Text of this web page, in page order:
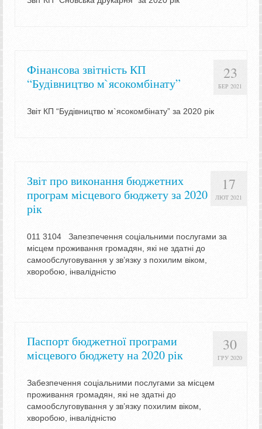
23
БЕР 2021
Фінансова звітність КП
“Будівництво м`ясокомбінату”
Звіт КП “Будівництво м`ясокомбінату” за 2020 рік
17
ЛЮТ 2021
Звіт про виконання бюджетних
програм місцевого бюджету за 2020
рік
011 3104 Запезпечення соціальними послугами за
місцем проживання громадян, які не здатні до
самообслуговування у зв’язку з похилим віком,
хворобою, інвалідністю
30
ГРУ 2020
Паспорт бюджетної програми
місцевого бюджету на 2020 рік
Забезпечення соціальними послугами за місцем
проживання громадян, які не здатні до
самообслуговування у зв’язку похилим віком,
хворобою, інвалідністю